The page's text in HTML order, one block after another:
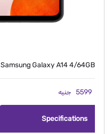
Samsung Galaxy A14 4/64GB
5599 جنيه
Specifications